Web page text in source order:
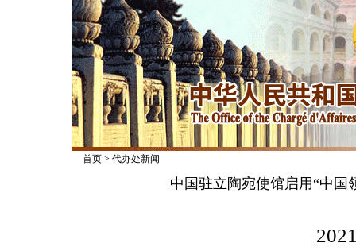
首页> 代办处新闻
中国驻立陶宛使馆启用“中国